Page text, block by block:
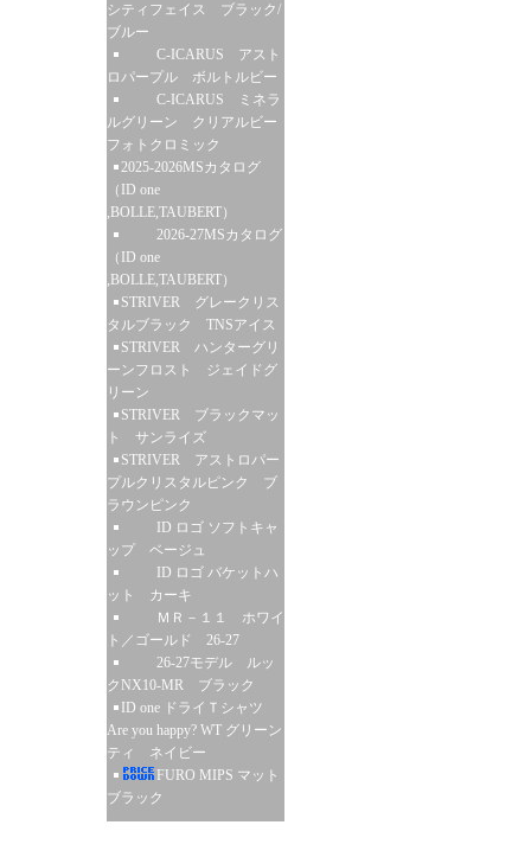
シティフェイス ブラック/
ブルー
C-ICARUS アスト
ロパープル ボルトルビー
C-ICARUS ミネラ
ルグリーン クリアルビー
フォトクロミック
2025-2026MSカタログ
（ID one
,BOLLE,TAUBERT）
2026-27MSカタログ
（ID one
,BOLLE,TAUBERT）
STRIVER グレークリス
タルブラック TNSアイス
STRIVER ハンターグリ
ーンフロスト ジェイドグ
リーン
STRIVER ブラックマッ
ト サンライズ
STRIVER アストロパー
プルクリスタルピンク ブ
ラウンピンク
ID ロゴ ソフトキャ
ップ ベージュ
ID ロゴ バケットハ
ット カーキ
ＭＲ－１１ ホワイ
ト／ゴールド 26-27
26-27モデル ルッ
クNX10-MR ブラック
ID one ドライＴシャツ
Are you happy? WT グリーン
ティ ネイビー
FURO MIPS マット
ブラック